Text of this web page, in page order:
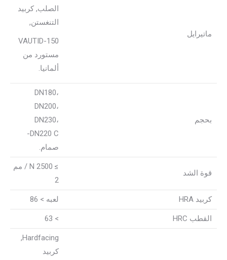
ماتيرايل
الصلب, كربيد
التنغستن,
VAUTID-150
مستورد من
ألمانيا.
بحجم
DN180،
DN200،
DN230،
DN220 C-
صمام.
قوة الشد
≥ 2500 N / مم
2
كربيد HRA لعبه > 86
القطب HRC > 63
Hardfacing,
كربيد